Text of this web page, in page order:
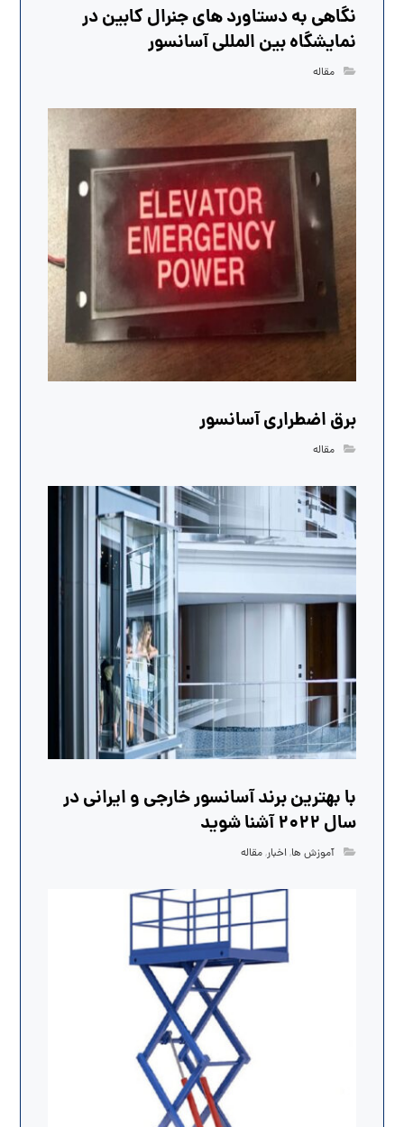
نگاهی به دستاورد های جنرال کابین در
نمایشگاه بین المللی آسانسور
مقاله
برق اضطراری آسانسور
مقاله
با بهترین برند آسانسور خارجی و ایرانی در
سال 2022 آشنا شوید
آموزش ها,اخبار,مقاله